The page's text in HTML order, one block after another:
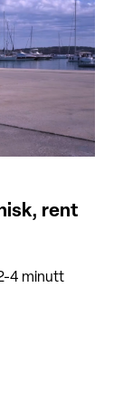
rent
4 minutt